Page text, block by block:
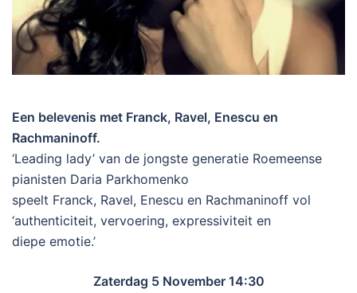
Een belevenis met Franck, Ravel, Enescu en
Rachmaninoff.
‘Leading lady’ van de jongste generatie Roemeense
pianisten Daria Parkhomenko
speelt Franck, Ravel, Enescu en Rachmaninoff vol
‘authenticiteit, vervoering, expressiviteit en
diepe emotie.’
Zaterdag 5 November 14:30